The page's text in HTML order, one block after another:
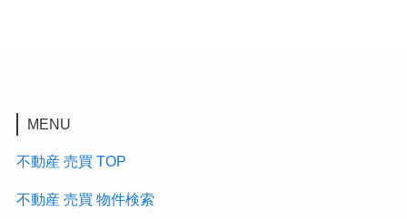
MENU
不動産 売買 TOP
不動産 売買 物件検索